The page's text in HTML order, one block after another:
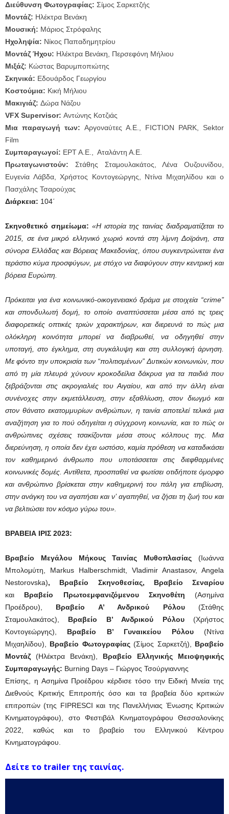
Διεύθυνση Φωτογραφίας: Σίμος Σαρκετζής
Μοντάζ: Ηλέκτρα Βενάκη
Μουσική: Μάριος Στρόφαλης
Ηχοληψία: Νίκος Παπαδημητρίου
Μοντάζ Ήχου: Ηλέκτρα Βενάκη, Περσεφόνη Μήλιου
Μιξάζ: Κώστας Βαρυμποπιώτης
Σκηνικά: Εδουάρδος Γεωργίου
Κοστούμια: Κική Μήλιου
Μακιγιάζ: Δώρα Νάζου
VFX Supervisor: Αντώνης Κοτζιάς
Μια παραγωγή των: Αργοναύτες Α.Ε., FICTION PARK, Sektor
Film
Συμπαραγωγοί: ΕΡΤ Α.Ε., Αταλάντη Α.Ε.
Πρωταγωνιστούν: Στάθης Σταμουλακάτος, Λένα Ουζουνίδου,
Ευγενία Λάβδα, Χρήστος Κοντογεώργης, Ντίνα Μιχαηλίδου και ο
Πασχάλης Τσαρούχας
Διάρκεια: 104΄
Σκηνοθετικό σημείωμα: «Η ιστορία της ταινίας διαδραματίζεται το
2015, σε ένα μικρό ελληνικό χωριό κοντά στη λίμνη Δοϊράνη, στα
σύνορα Ελλάδας και Βόρειας Μακεδονίας, όπου συγκεντρώνεται ένα
τεράστιο κύμα προσφύγων, με στόχο να διαφύγουν στην κεντρική και
βόρεια Ευρώπη.
Πρόκειται για ένα κοινωνικό-οικογενειακό δράμα με στοιχεία “crime”
και σπονδυλωτή δομή, το οποίο αναπτύσσεται μέσα από τις τρεις
διαφορετικές οπτικές τριών χαρακτήρων, και διερευνά το πώς μια
ολόκληρη κοινότητα μπορεί να διαβρωθεί, να οδηγηθεί στην
υποταγή, στο έγκλημα, στη συγκάλυψη και στη συλλογική άρνηση.
Με φόντο την υποκρισία των “πολιτισμένων” Δυτικών κοινωνιών, που
από τη μία πλευρά χύνουν κροκοδείλια δάκρυα για τα παιδιά που
ξεβράζονται στις ακρογιαλιές του Αιγαίου, και από την άλλη είναι
συνένοχες στην εκμετάλλευση, στην εξαθλίωση, στον διωγμό και
στον θάνατο εκατομμυρίων ανθρώπων, η ταινία αποτελεί τελικά μια
αναζήτηση για το πού οδηγείται η σύγχρονη κοινωνία, και το πώς οι
ανθρώπινες σχέσεις τσακίζονται μέσα στους κόλπους της. Μια
διερεύνηση, η οποία δεν έχει ωστόσο, καμία πρόθεση να καταδικάσει
τον καθημερινό άνθρωπο που υποτάσσεται στις διεφθαρμένες
κοινωνικές δομές. Αντίθετα, προσπαθεί να φωτίσει οτιδήποτε όμορφο
και ανθρώπινο βρίσκεται στην καθημερινή του πάλη για επιβίωση,
στην ανάγκη του να αγαπήσει και ν’ αγαπηθεί, να ζήσει τη ζωή του και
να βελτιώσει τον κόσμο γύρω του».
ΒΡΑΒΕΙΑ ΙΡΙΣ 2023:
Βραβείο Μεγάλου Μήκους Ταινίας Μυθοπλασίας (Ιωάννα
Μπολομύτη, Markus Halberschmidt, Vladimir Anastasov, Angela
Nestorovska), Βραβείο Σκηνοθεσίας, Βραβείο Σεναρίου
και Βραβείο Πρωτοεμφανιζόμενου Σκηνοθέτη (Ασημίνα
Προέδρου), Βραβείο Α’ Ανδρικού Ρόλου(Στάθης
Σταμουλακάτος), Βραβείο Β’ Ανδρικού Ρόλου(Χρήστος
Κοντογεώργης), Βραβείο Β’ Γυναικείου Ρόλου(Ντίνα
Μιχαηλίδου), Βραβείο Φωτογραφίας(Σίμος Σαρκετζή), Βραβείο
Μοντάζ (Ηλέκτρα Βενάκη),
Βραβείο Ελληνικής Μειοψηφικής
Συμπαραγωγής: Burning Days – Γιώργος Τσούργιαννης
Επίσης, η Ασημίνα Προέδρου κέρδισε τόσο την Ειδική Μνεία της
Διεθνούς Κριτικής Επιτροπής όσο και τα βραβεία δύο κριτικών
επιτροπών (της FIPRESCI και της Πανελλήνιας Ένωσης Κριτικών
Κινηματογράφου), στο Φεστιβάλ Κινηματογράφου Θεσσαλονίκης
2022, καθώς και το βραβείο του Ελληνικού Κέντρου
Κινηματογράφου.
Δείτε το trailer της ταινίας.